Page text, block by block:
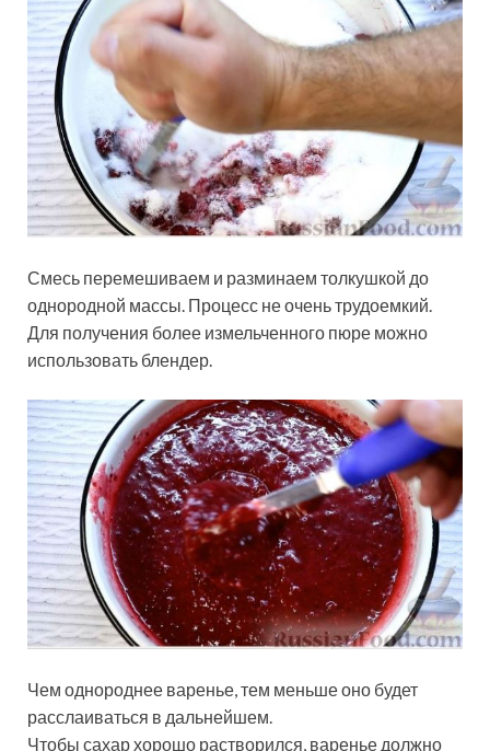
Смесь перемешиваем и разминаем толкушкой до
однородной массы. Процесс не очень трудоемкий.
Для получения более измельченного пюре можно
использовать блендер.
Чем однороднее варенье, тем меньше оно будет
расслаиваться в дальнейшем.
Чтобы сахар хорошо растворился, варенье должно